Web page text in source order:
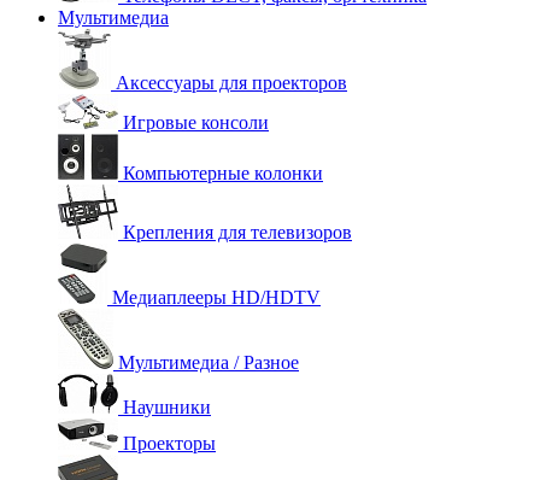
Мультимедиа
Аксессуары для проекторов
Игровые консоли
Компьютерные колонки
Крепления для телевизоров
Медиаплееры HD/HDTV
Мультимедиа / Разное
Наушники
Проекторы